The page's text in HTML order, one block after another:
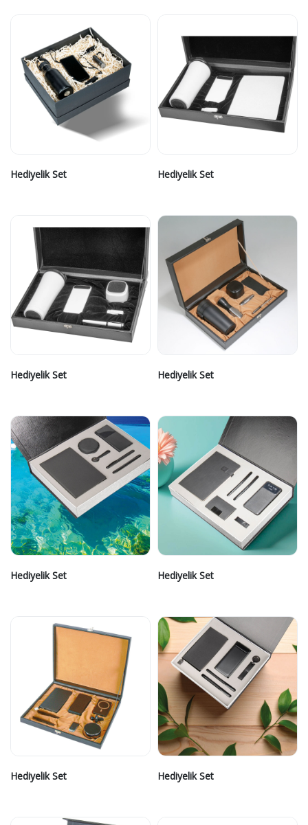
Hediyelik Set Hediyelik Set
Hediyelik Set Hediyelik Set
Hediyelik Set Hediyelik Set
Hediyelik Set Hediyelik Set